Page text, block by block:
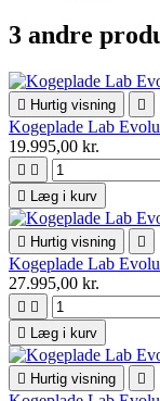
3 andre
 Hurtig visning 
Kogeplade Lab
19.995,00 kr.
 
 Læg i kurv
 Hurtig visning 
Kogeplade Lab
27.995,00 kr.
 
 Læg i kurv
 Hurtig visning 